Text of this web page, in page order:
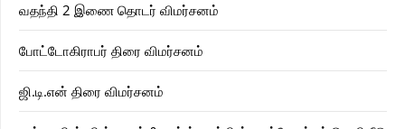
வதந்தி 2 இணை தொடர் விமர்சனம்
போட்டோகிராபர் திரை விமர்சனம்
ஜி.டி.என் திரை விமர்சனம்